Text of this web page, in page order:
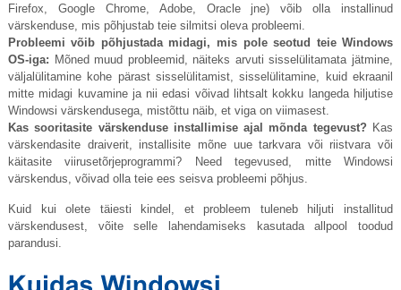
Firefox, Google Chrome, Adobe, Oracle jne) võib olla installinud
värskenduse, mis põhjustab teie silmitsi oleva probleemi.
Probleemi võib põhjustada midagi, mis pole seotud teie Windows
OS-iga: Mõned muud probleemid, näiteks arvuti sisselülitamata jätmine,
väljalülitamine kohe pärast sisselülitamist, sisselülitamine, kuid ekraanil
mitte midagi kuvamine ja nii edasi võivad lihtsalt kokku langeda hiljutise
Windowsi värskendusega, mistõttu näib, et viga on viimasest.
Kas sooritasite värskenduse installimise ajal mõnda tegevust? Kas
värskendasite draiverit, installisite mõne uue tarkvara või riistvara või
käitasite viirusetõrjeprogrammi? Need tegevused, mitte Windowsi
värskendus, võivad olla teie ees seisva probleemi põhjus.
Kuid kui olete täiesti kindel, et probleem tuleneb hiljuti installitud
värskendusest, võite selle lahendamiseks kasutada allpool toodud
parandusi.